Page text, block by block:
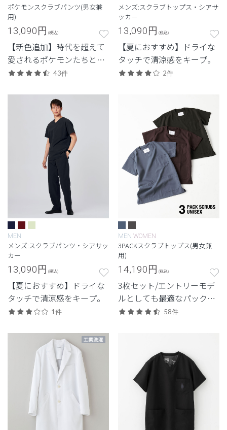
ポケモンスクラブパンツ(男女兼
用)
13,090円 (税込)
【新色追加】時代を超えて
愛されるポケモンたちとい
つも一緒に。ポケモンたち
地色や刺繍色のスクラブパ
43件
メンズ:スクラブトップス・シアサ
ッカー
13,090円 (税込)
【夏におすすめ】ドライな
タッチで清涼感をキープ。
2件
MEN
メンズ:スクラブパンツ・シアサッ
カー
13,090円 (税込)
【夏におすすめ】ドライな
タッチで清涼感をキープ。
1件
MEN WOMEN
3PACKスクラブトップス(男女兼
用)
14,190円 (税込)
3枚セット/エントリーモデ
ルとしても最適なパックシ
リーズ。
58件